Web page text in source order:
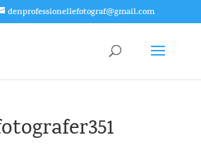
denprofessionellefotograf@gmail.com